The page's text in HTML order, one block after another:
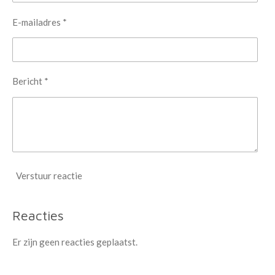
E-mailadres *
Bericht *
Verstuur reactie
Reacties
Er zijn geen reacties geplaatst.